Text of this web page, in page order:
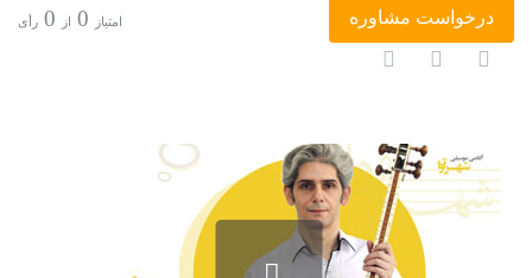
درخواست مشاوره امتیاز 0 از 0 رأی